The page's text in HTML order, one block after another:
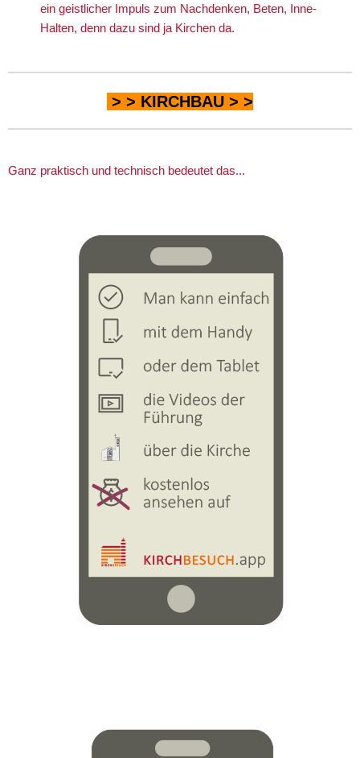
ein geistlicher Impuls zum Nachdenken, Beten, Inne-
Halten, denn dazu sind ja Kirchen da.
> > KIRCHBAU > >
Ganz praktisch und technisch bedeutet das...